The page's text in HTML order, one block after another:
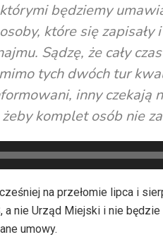
będziemy
które się
Sądzę, że cały
tych dwóch tur
inny czekają
komplet osób nie
na przełomie lipca i
a nie Urząd Miejski i nie
umowy.